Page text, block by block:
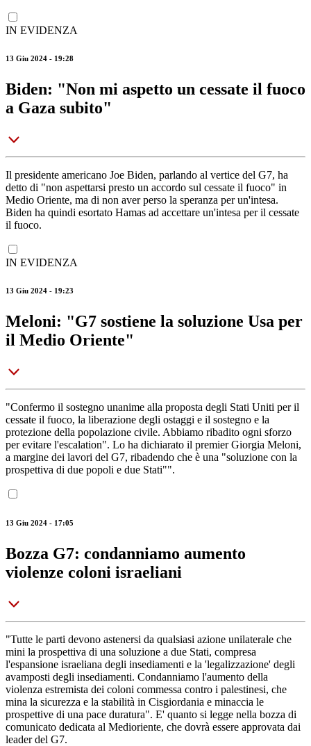
IN EVIDENZA
13 Giu 2024 - 19:28
Biden: "Non mi aspetto un cessate il fuoco
a Gaza subito"
Il presidente americano Joe Biden, parlando al vertice del G7, ha
detto di "non aspettarsi presto un accordo sul cessate il fuoco" in
Medio Oriente, ma di non aver perso la speranza per un'intesa.
Biden ha quindi esortato Hamas ad accettare un'intesa per il cessate
il fuoco.
IN EVIDENZA
13 Giu 2024 - 19:23
Meloni: "G7 sostiene la soluzione Usa per
il Medio Oriente"
"Confermo il sostegno unanime alla proposta degli Stati Uniti per il
cessate il fuoco, la liberazione degli ostaggi e il sostegno e la
protezione della popolazione civile. Abbiamo ribadito ogni sforzo
per evitare l'escalation". Lo ha dichiarato il premier Giorgia Meloni,
a margine dei lavori del G7, ribadendo che è una "soluzione con la
prospettiva di due popoli e due Stati"".
13 Giu 2024 - 17:05
Bozza G7: condanniamo aumento
violenze coloni israeliani
"Tutte le parti devono astenersi da qualsiasi azione unilaterale che
mini la prospettiva di una soluzione a due Stati, compresa
l'espansione israeliana degli insediamenti e la 'legalizzazione' degli
avamposti degli insediamenti. Condanniamo l'aumento della
violenza estremista dei coloni commessa contro i palestinesi, che
mina la sicurezza e la stabilità in Cisgiordania e minaccia le
prospettive di una pace duratura". E' quanto si legge nella bozza di
comunicato dedicata al Medioriente, che dovrà essere approvata dai
leader del G7.